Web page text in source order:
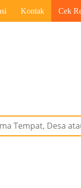
Kontak Cek